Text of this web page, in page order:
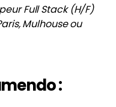
Full Stack (H/F)
Mulhouse ou
: